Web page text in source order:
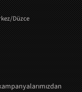
Düzce